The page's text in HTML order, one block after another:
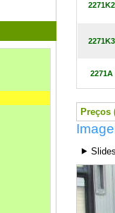
2271K2
2271K3
2271A
Preços
⯈